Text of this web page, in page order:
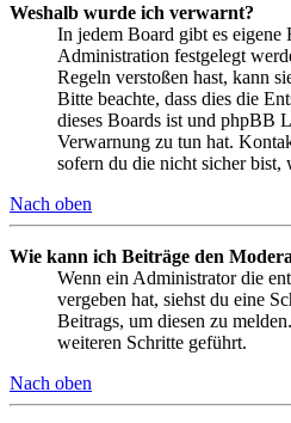
Weshalb wurde ich verwarnt?
In jedem Board gibt es eigene
Administration festgelegt
Regeln verstoßen hast, kann
Bitte beachte, dass dies die
dieses Boards ist und phpBB
Verwarnung zu tun hat.
sofern du die nicht sicher bist,
Nach oben
Wie kann ich Beiträge den
Wenn ein Administrator die
vergeben hat, siehst du eine
Beitrags, um diesen zu
weiteren Schritte geführt.
Nach oben